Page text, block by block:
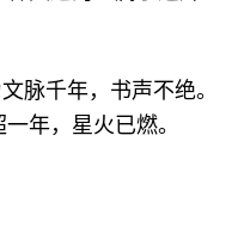
脉千年，书声不绝。
年，星火已燃。